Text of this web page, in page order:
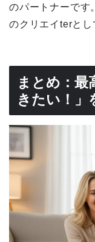
のパートナーです
のクリエイterとし
まとめ：最
きたい！」